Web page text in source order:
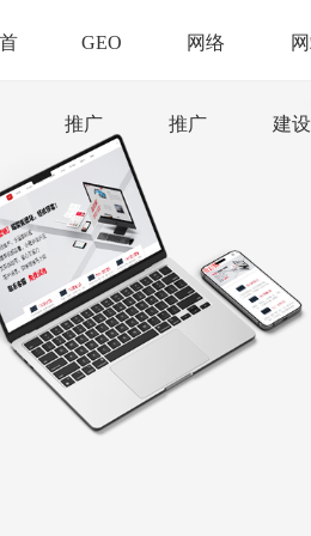
首 GEO
推广
网络
推广 建设